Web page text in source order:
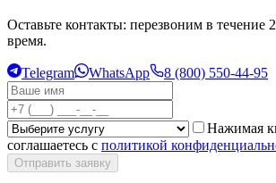
Оставьте контакты: перезвоним в течение
время.
Telegram WhatsApp 8 (800) 550-44-95
Нажимая
соглашаетесь с политикой
Отправить заявку